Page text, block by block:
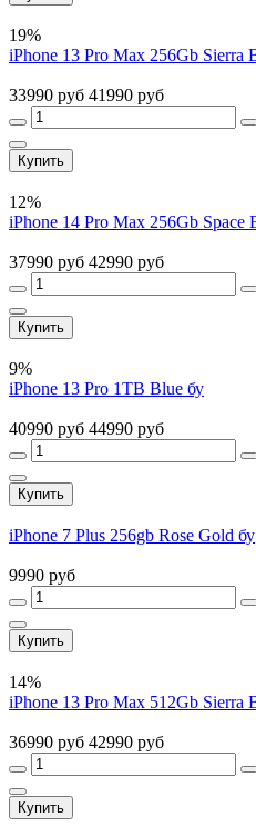
19%
iPhone 13 Pro Max 256Gb Sierra
33990 руб 41990 руб
Купить
12%
iPhone 14 Pro Max 256Gb Space
37990 руб 42990 руб
Купить
9%
iPhone 13 Pro 1TB Blue бу
40990 руб 44990 руб
Купить
iPhone 7 Plus 256gb Rose Gold бу
9990 руб
Купить
14%
iPhone 13 Pro Max 512Gb Sierra
36990 руб 42990 руб
Купить